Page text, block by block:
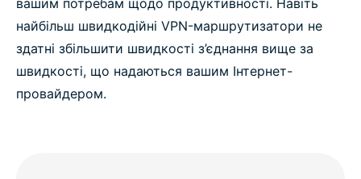
вашим потребам щодо продуктивності. Навіть
найбільш швидкодійні VPN-маршрутизатори не
здатні збільшити швидкості з’єднання вище за
швидкості, що надаються вашим Інтернет-
провайдером.